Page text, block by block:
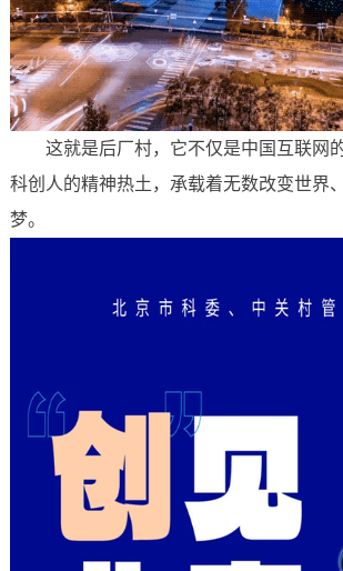
这就是后厂村，它不仅是中国互联网
科创人的精神热土，承载着无数改变世界
梦。